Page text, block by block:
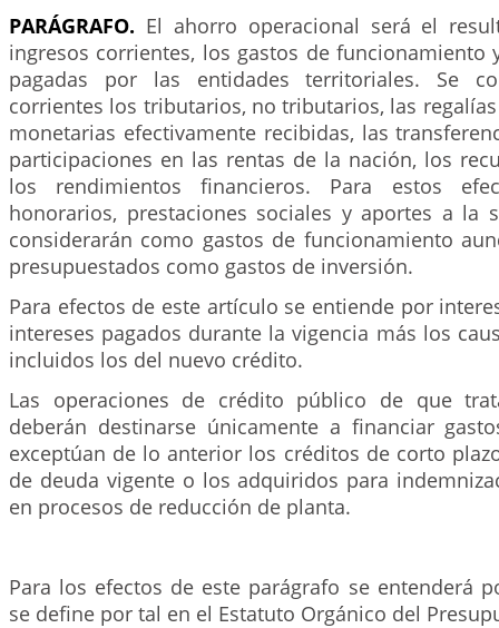
PARÁGRAFO. El ahorro operacional será el
ingresos corrientes, los gastos de funcionamiento
pagadas por las entidades territoriales. Se
corrientes los tributarios, no tributarios, las
monetarias efectivamente recibidas, las
participaciones en las rentas de la nación, los
los rendimientos financieros. Para estos
honorarios, prestaciones sociales y aportes a la
considerarán como gastos de funcionamiento
presupuestados como gastos de inversión.
Para efectos de este artículo se entiende por
intereses pagados durante la vigencia más los
incluidos los del nuevo crédito.
Las operaciones de crédito público de que
deberán destinarse únicamente a financiar
exceptúan de lo anterior los créditos de corto
de deuda vigente o los adquiridos para
en procesos de reducción de planta.
Para los efectos de este parágrafo se entenderá
se define por tal en el Estatuto Orgánico del